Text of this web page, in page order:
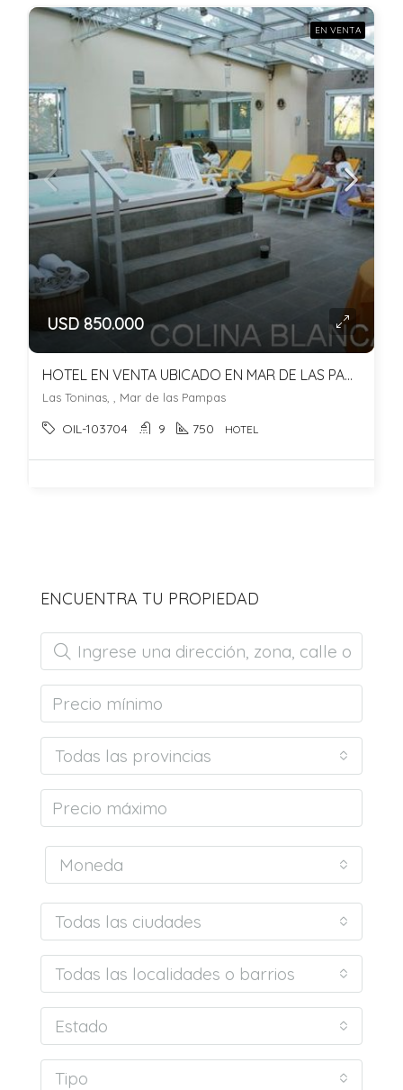
EN VENTA
USD 850.000
HOTEL EN VENTA UBICADO EN MAR DE LAS PAMPAS
Las Toninas, , Mar de las Pampas
OIL-103704 9 750 HOTEL
ENCUENTRA TU PROPIEDAD
Todas las provincias
Moneda
Todas las ciudades
Todas las localidades o barrios
Estado
Tipo